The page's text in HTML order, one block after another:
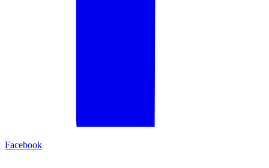
Facebook